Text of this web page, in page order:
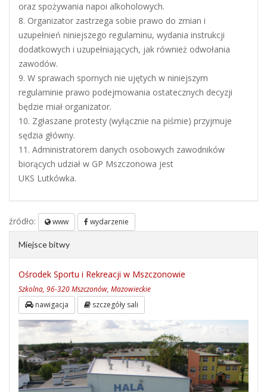
oraz spożywania napoi alkoholowych.
8. Organizator zastrzega sobie prawo do zmian i
uzupełnień niniejszego regulaminu, wydania instrukcji
dodatkowych i uzupełniających, jak również odwołania
zawodów.
9. W sprawach spornych nie ujętych w niniejszym
regulaminie prawo podejmowania ostatecznych decyzji
będzie miał organizator.
10. Zgłaszane protesty (wyłącznie na piśmie) przyjmuje
sędzia główny.
11. Administratorem danych osobowych zawodników
biorących udział w GP Mszczonowa jest
UKS Lutkówka.
źródło: www wydarzenie
Miejsce bitwy
Ośrodek Sportu i Rekreacji w Mszczonowie
Szkolna, 96-320 Mszczonów, Mazowieckie
nawigacja szczegóły sali